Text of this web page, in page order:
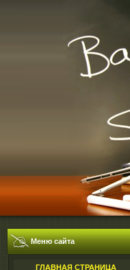
Меню сайта
ГЛАВНАЯ СТРАНИЦА